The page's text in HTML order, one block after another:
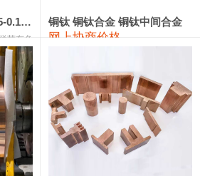
10,000 0
113,610
113,800 1,050
109,500
磷铜丝 磷铜棒管QSn6.5-0.1 7-0.2 8-0.3
荣有色
铜钛 铜钛合金 铜钛中间合金
网上协商价格